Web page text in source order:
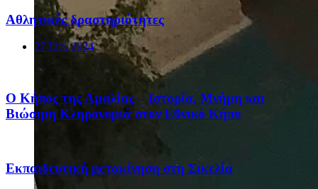
Αθλητικές δραστηριότητες
27 Σεπ, 2024
Ο Κήπος της Αμαλίας – Ιστορία, Μνήμη και
Βιώσιμη Κληρονομιά στον Εθνικό Κήπο
Eκπαιδευτική μετακίνηση στη Σικελία